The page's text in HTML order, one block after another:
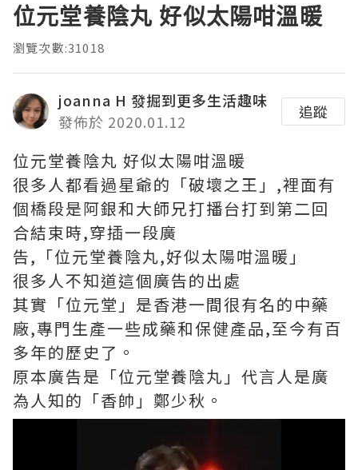
位元堂養陰丸 好似太陽咁溫暖
瀏覽次數:31018
joanna H 發掘到更多生活趣味
發佈於 2020.01.12
追蹤
位元堂養陰丸 好似太陽咁溫暖
很多人都看過星爺的「破壞之王」,裡面有
個橋段是阿銀和大師兄打播台打到第二回
合結束時,穿插一段廣
告,「位元堂養陰丸,好似太陽咁溫暖」
很多人不知道這個廣告的出處
其實「位元堂」是香港一間很有名的中藥
廠,專門生產一些成藥和保健產品,至今有百
多年的歷史了。
原本廣告是「位元堂養陰丸」代言人是廣
為人知的「香帥」鄭少秋。